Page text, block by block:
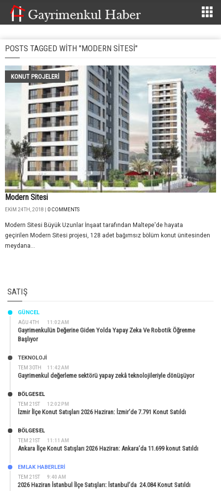
POSTS TAGGED WITH "MODERN SITESI"
KONUT PROJELERI
Modern Sitesi
EKIM 24TH, 2018 | 0 COMMENTS
Modern Sitesi Büyük Uzunlar İnşaat tarafından Maltepe'de hayata
geçirilen Modern Sitesi projesi, 128 adet bağımsız bölüm konut ünitesinden
meydana...
SATIŞ
AĞU 4TH 11:02 AM
GÜNCEL
Gayrimenkulün Değerine Giden Yolda Yapay Zeka Ve Robotik Öğrenme
Başlıyor
TEM 30TH 11:42 AM
TEKNOLOJİ
Gayrimenkul değerleme sektörü yapay zekâ teknolojileriyle dönüşüyor
TEM 21ST 12:02 PM
BÖLGESEL
İzmir İlçe Konut Satışları 2026 Haziran: İzmir’de 7.791 Konut Satıldı
TEM 21ST 11:11 AM
BÖLGESEL
Ankara İlçe Konut Satışları 2026 Haziran: Ankara’da 11.699 konut Satıldı
TEM 21ST 9:40 AM
EMLAK HABERLERI
2026 Haziran İstanbul İlçe Satışları: İstanbul’da 24.084 Konut Satıldı